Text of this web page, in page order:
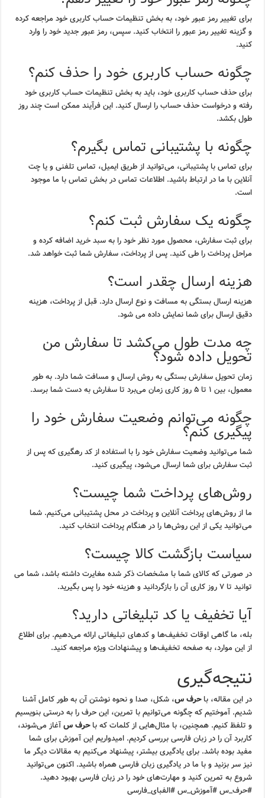
برای تغییر رمز عبور خود، به بخش تنظیمات حساب کاربری خود مراجعه کرده
و گزینه تغییر رمز عبور را انتخاب کنید. سپس، رمز عبور جدید خود را وارد
کنید.
چگونه حساب کاربری خود را حذف کنم؟
برای حذف حساب کاربری خود، باید به بخش تنظیمات حساب کاربری خود
رفته و درخواست حذف حساب را ارسال کنید. این فرآیند ممکن است چند روز
طول بکشد.
چگونه با پشتیبانی تماس بگیرم؟
برای تماس با پشتیبانی، می‌توانید از طریق ایمیل، تماس تلفنی و یا چت
آنلاین با ما در ارتباط باشید. اطلاعات تماس در بخش تماس با ما موجود
است.
چگونه یک سفارش ثبت کنم؟
برای ثبت سفارش، محصول مورد نظر خود را به سبد خرید اضافه کرده و
مراحل پرداخت را طی کنید. پس از پرداخت، سفارش شما ثبت خواهد شد.
هزینه ارسال چقدر است؟
هزینه ارسال بستگی به مسافت و نوع ارسال دارد. قبل از پرداخت، هزینه
دقیق ارسال برای شما نمایش داده می شود.
چه مدت طول می‌کشد تا سفارش من
تحویل داده شود؟
زمان تحویل سفارش بستگی به روش ارسال و مسافت شما دارد. به طور
معمول، بین ۱ تا ۵ روز کاری زمان می‌برد تا سفارش به دست شما برسد.
چگونه می‌توانم وضعیت سفارش خود را
پیگیری کنم؟
شما می‌توانید وضعیت سفارش خود را با استفاده از کد رهگیری که پس از
ثبت سفارش برای شما ارسال می‌شود، پیگیری کنید.
روش‌های پرداخت شما چیست؟
ما از روش‌های پرداخت آنلاین و پرداخت در محل پشتیبانی می‌کنیم. شما
می‌توانید یکی از این روش‌ها را در هنگام پرداخت انتخاب کنید.
سیاست بازگشت کالا چیست؟
در صورتی که کالای شما با مشخصات ذکر شده مغایرت داشته باشد، شما می
توانید تا ۷ روز کاری آن را بازگردانید و هزینه خود را پس بگیرید.
آیا تخفیف یا کد تبلیغاتی دارید؟
بله، ما گاهی اوقات تخفیف‌ها و کدهای تبلیغاتی ارائه می‌دهیم. برای اطلاع
از این موارد، به صفحه تخفیف‌ها و پیشنهادات ویژه مراجعه کنید.
نتیجه‌گیری
در این مقاله، باحرف س، شکل، صدا و نحوه نوشتن آن به طور کامل آشنا
شدیم. آموختیم که چگونه می‌توانیم با تمرین، این حرف را به درستی بنویسیم
و تلفظ کنیم. همچنین، با مثال‌هایی از کلمات که باحرف سآغاز می‌شوند،
کاربرد آن را در زبان فارسی بررسی کردیم. امیدواریم این آموزش برای شما
مفید بوده باشد. برای یادگیری بیشتر، پیشنهاد می‌کنیم به مقالات دیگر ما
نیز سر بزنید و با ما در یادگیری زبان فارسی همراه باشید. اکنون می‌توانید
شروع به تمرین کنید و مهارت‌های خود را در زبان فارسی بهبود دهید.
#حرف_س #آموزش_س #الفبای_فارسی